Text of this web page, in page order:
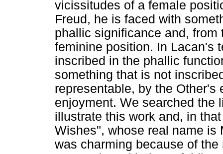
vicissitudes of a female
Freud, he is faced with
phallic significance and,
feminine position. In Lacan's
inscribed in the phallic
something that is not
representable, by the
enjoyment. We searched the
illustrate this work and, in
Wishes", whose real name is
was charming because of